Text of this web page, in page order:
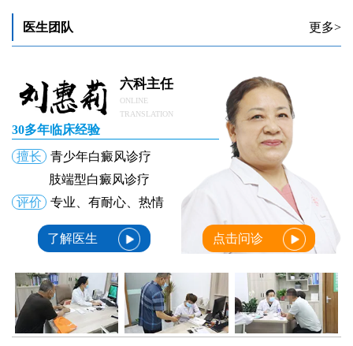
医生团队 更多>
六科主任
ONLINE
TRANSLATION
30多年临床经验
擅长
青少年白癜风诊疗
肢端型白癜风诊疗
评价
专业、有耐心、热情
了解医生 点击问诊